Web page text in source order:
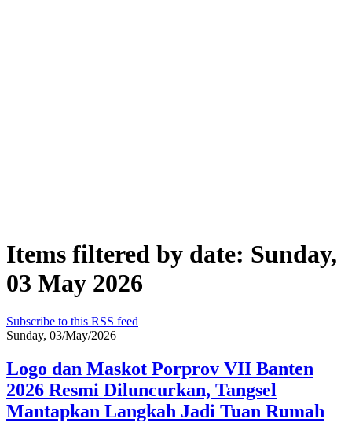
Items filtered by date: Sunday,
03 May 2026
Subscribe to this RSS feed
Sunday, 03/May/2026
Logo dan Maskot Porprov VII Banten
2026 Resmi Diluncurkan, Tangsel
Mantapkan Langkah Jadi Tuan Rumah